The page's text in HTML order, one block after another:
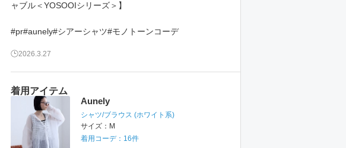
着用アイテム
Aunely
シャツ/ブラウス (ホワイト系)
サイズ： M
着用コーデ： 16件
ャブル＜YOSOOIシリーズ＞】
#pr#aunely#シアーシャツ#モノトーンコーデ
2026.3.27